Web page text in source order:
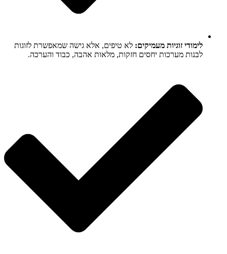
לימודי זוגיות מעמיקים: לא טיפים, אלא גישה שמאפשרת לזוגות
לבנות מערכות יחסים חזקות, מלאות אהבה, כבוד והערכה.